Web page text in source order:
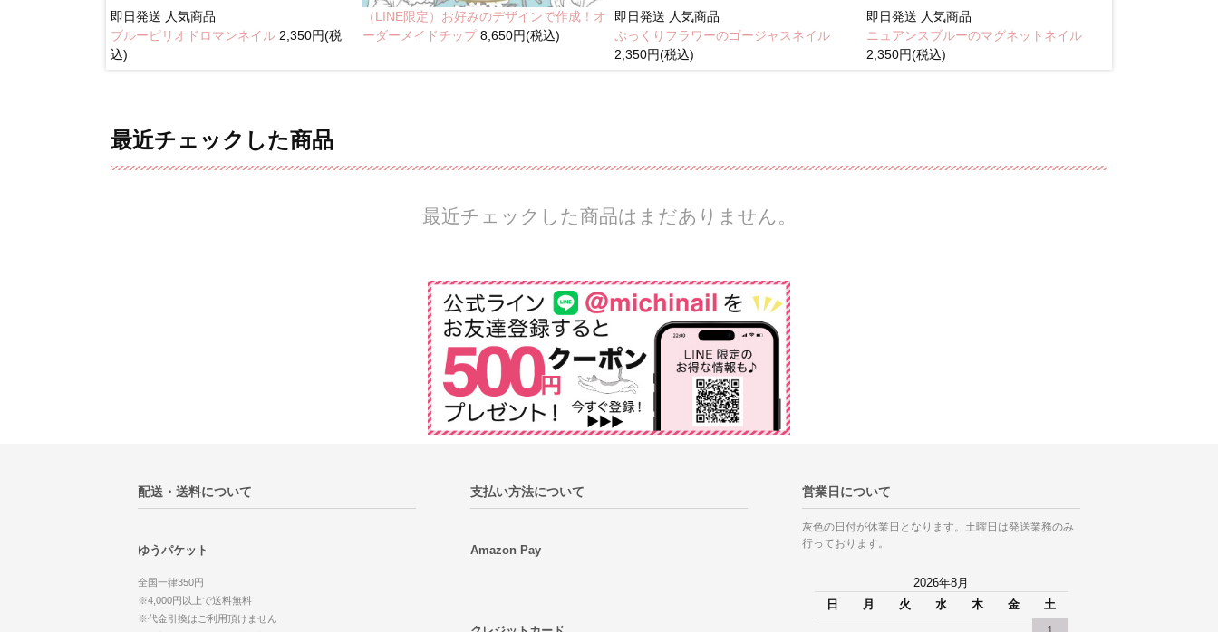
即日発送 人気商品
ブルーピリオドロマンネイル 2,350円(税
込)
（LINE限定）お好みのデザインで作成！オ
ーダーメイドチップ8,650円(税込)
即日発送 人気商品
ぷっくりフラワーのゴージャスネイル
2,350円(税込)
即日発送 人気商品
ニュアンスブルーのマグネットネイル
2,350円(税込)
最近チェックした商品
最近チェックした商品はまだありません。
配送・送料について
ゆうパケット
全国一律350円
※4,000円以上で送料無料
※代金引換はご利用頂けません
支払い方法について
Amazon Pay
営業日について
灰色の日付が休業日となります。土曜日は発送業務のみ
行っております。
2026年8月
日
月 火 水 木 金 土